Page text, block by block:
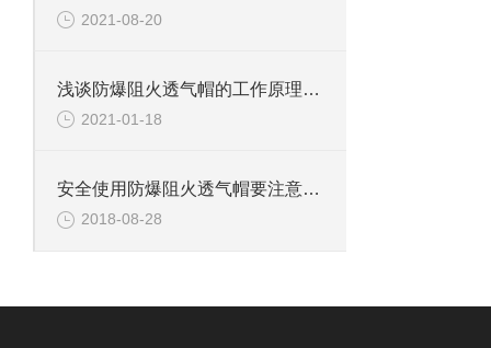
2021-08-20
浅谈防爆阻火透气帽的工作原理及维护保养
2021-01-18
安全使用防爆阻火透气帽要注意哪些？
2018-08-28